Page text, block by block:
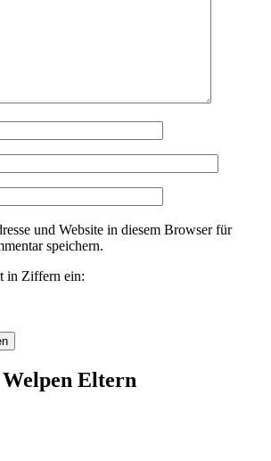
und Website in diesem Browser für
speichern.
in Ziffern ein:
Eltern